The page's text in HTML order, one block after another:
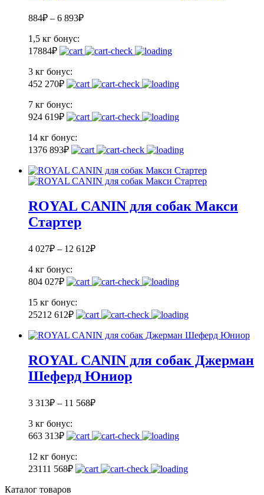
884₽ – 6 893₽
1,5 кг бонус:
17884₽
3 кг бонус:
452 270₽
7 кг бонус:
924 619₽
14 кг бонус:
1376 893₽
ROYAL CANIN для собак Макси
Стартер
4 027₽ – 12 612₽
4 кг бонус:
804 027₽
15 кг бонус:
25212 612₽
ROYAL CANIN для собак Джерман
Шеферд Юниор
3 313₽ – 11 568₽
3 кг бонус:
663 313₽
12 кг бонус:
231 11 568₽
Каталог товаров